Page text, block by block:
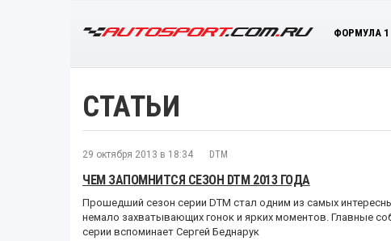
ФОРМУЛА 1
СТАТЬИ
29 октября 2013 в 18:34 DTM
ЧЕМ ЗАПОМНИТСЯ СЕЗОН DTM 2013 ГОДА
Прошедший сезон серии DTM стал одним из самых
немало захватывающих гонок и ярких моментов. Главные
серии вспоминает Сергей Беднарук